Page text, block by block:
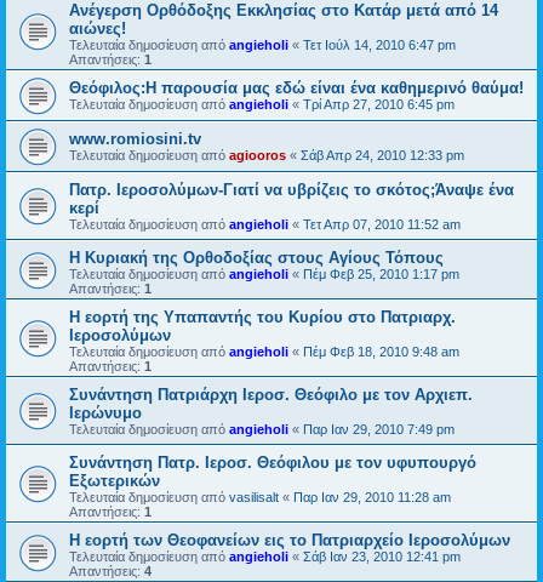
Ανέγερση Ορθόδοξης Εκκλησίας στο Κατάρ μετά από 14
αιώνες!
Τελευταία δημοσίευση από angieholi « Τετ Ιούλ 14, 2010 6:47 pm
Απαντήσεις: 1
Θεόφιλος:Η παρουσία μας εδώ είναι ένα καθημερινό θαύμα!
Τελευταία δημοσίευση από angieholi « Τρί Απρ 27, 2010 6:45 pm
www.romiosini.tv
Τελευταία δημοσίευση από agiooros « Σάβ Απρ 24, 2010 12:33 pm
Πατρ. Ιεροσολύμων-Γιατί να υβρίζεις το σκότος;Άναψε ένα
κερί
Τελευταία δημοσίευση από angieholi « Τετ Απρ 07, 2010 11:52 am
H Κυριακή της Ορθοδοξίας στους Αγίους Τόπους
Τελευταία δημοσίευση από angieholi « Πέμ Φεβ 25, 2010 1:17 pm
Απαντήσεις: 1
Η εορτή της Υπαπαντής του Κυρίου στο Πατριαρχ.
Ιεροσολύμων
Τελευταία δημοσίευση από angieholi « Πέμ Φεβ 18, 2010 9:48 am
Απαντήσεις: 1
Συνάντηση Πατριάρχη Ιεροσ. Θεόφιλο με τον Αρχιεπ.
Ιερώνυμο
Τελευταία δημοσίευση από angieholi « Παρ Ιαν 29, 2010 7:49 pm
Συνάντηση Πατρ. Ιεροσ. Θεόφιλου με τον υφυπουργό
Εξωτερικών
Τελευταία δημοσίευση από vasilisalt « Παρ Ιαν 29, 2010 11:28 am
Απαντήσεις: 1
H εορτή των Θεοφανείων εις το Πατριαρχείο Ιεροσολύμων
Τελευταία δημοσίευση από angieholi « Σάβ Ιαν 23, 2010 12:41 pm
Απαντήσεις: 4